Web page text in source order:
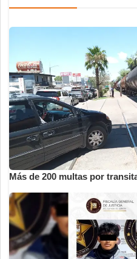
Más de 200 multas por